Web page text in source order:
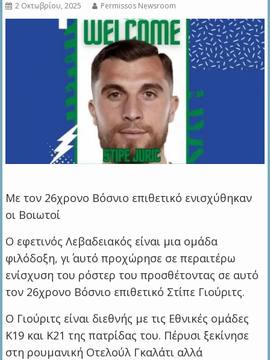
2 Οκτωβρίου, 2025 Permissos Newsroom
Με τον 26χρονο Βόσνιο επιθετικό ενισχύθηκαν
οι Βοιωτοί
Ο εφετινός Λεβαδειακός είναι μια ομάδα
φιλόδοξη, γι΄ αυτό προχώρησε σε περαιτέρω
ενίσχυση του ρόστερ του προσθέτοντας σε αυτό
τον 26χρονο Βόσνιο επιθετικό Στίπε Γιούριτς.
Ο Γιούριτς είναι διεθνής με τις Εθνικές ομάδες
Κ19 και Κ21 της πατρίδας του. Πέρυσι ξεκίνησε
στη ρουμανική Οτελούλ Γκαλάτι αλλά